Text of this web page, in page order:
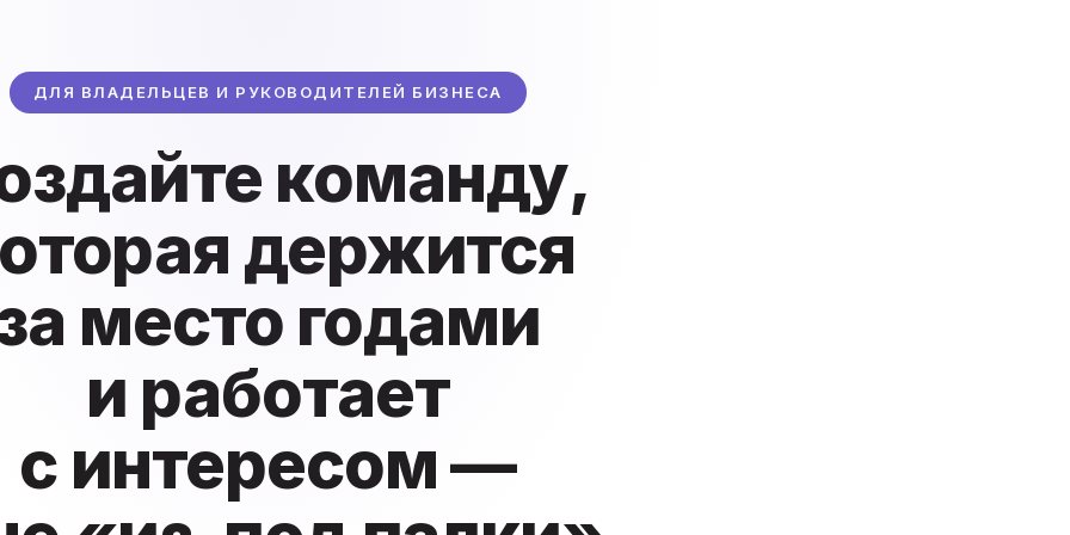
ДЛЯ ВЛАДЕЛЬЦЕВ И РУКОВОДИТЕЛЕЙ БИЗНЕСА
команду,
держится
место годами
и работает
с интересом —